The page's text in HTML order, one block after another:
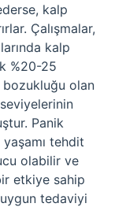
kalp
Çalışmalar,
kalp
%20-25
olan
Panik
tehdit
olabilir ve
etkiye sahip
tedaviyi